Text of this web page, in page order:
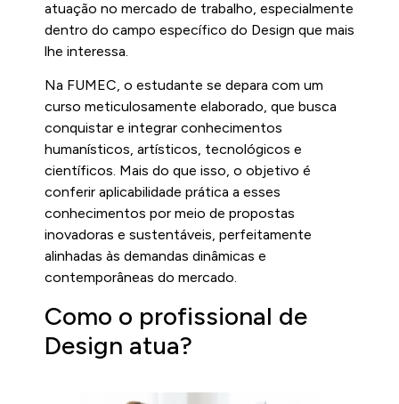
atuação no mercado de trabalho, especialmente
dentro do campo específico do Design que mais
lhe interessa.
Na FUMEC, o estudante se depara com um
curso meticulosamente elaborado, que busca
conquistar e integrar conhecimentos
humanísticos, artísticos, tecnológicos e
científicos. Mais do que isso, o objetivo é
conferir aplicabilidade prática a esses
conhecimentos por meio de propostas
inovadoras e sustentáveis, perfeitamente
alinhadas às demandas dinâmicas e
contemporâneas do mercado.
Como o profissional de
Design atua?